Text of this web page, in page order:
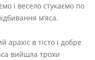
і весело стукаємо по
м’яса.
арахіс в тісто і добре
вийшла трохи